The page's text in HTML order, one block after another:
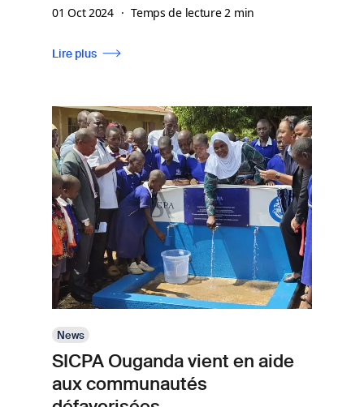
01 Oct 2024 Temps de lecture 2 min
Lire plus
Image
News
SICPA Ouganda vient en aide
aux communautés